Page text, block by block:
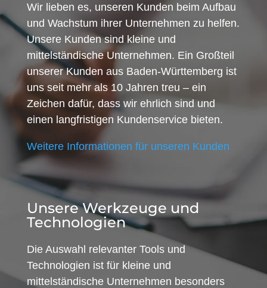
Wir lieben es, unseren Kunden beim Aufbau
und Wachstum ihrer Unternehmen zu helfen.
Unsere Kunden sind kleine und
mittelständische Unternehmen. Ein Großteil
unserer Kunden aus Baden-Württemberg ist
uns seit mehr als 10 Jahren treu – ein
Zeichen dafür, dass wir ehrlich sind und
einen langfristigen Kundenservice bieten.
Weitere Informationen für unseren Kunden
Unsere Werkzeuge und
Technologien
Die Auswahl relevanter Tools und
Technologien ist für kleine und
mittelständische Unternehmen besonders